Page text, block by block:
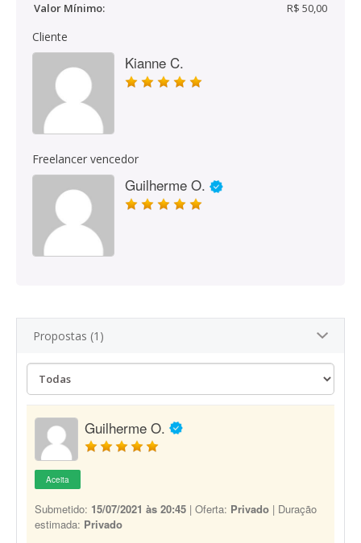
Valor Mínimo:
R$ 50,00
Cliente
Kianne C.
Freelancer vencedor
Guilherme O.
Propostas (1)
Guilherme O.
Aceita
Submetido: 15/07/2021 às 20:45 | Oferta: Privado | Duração
estimada: Privado